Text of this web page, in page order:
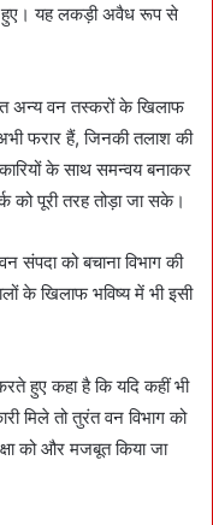
हुए। यह लकड़ी अवैध रूप से
अन्य वन तस्करों के खिलाफ
फरार हैं, जिनकी तलाश की
के साथ समन्वय बनाकर
को पूरी तरह तोड़ा जा सके।
संपदा को बचाना विभाग की
के खिलाफ भविष्य में भी इसी
हुए कहा है कि यदि कहीं भी
मिले तो तुरंत वन विभाग को
को और मजबूत किया जा